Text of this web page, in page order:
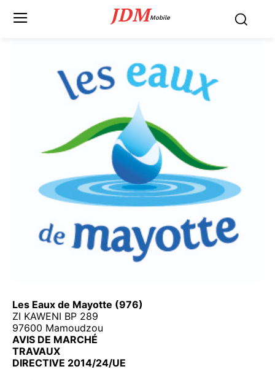
JDMMobile
Les Eaux de Mayotte (976)
ZI KAWENI BP 289
97600 Mamoudzou
AVIS DE MARCHÉ
TRAVAUX
DIRECTIVE 2014/24/UE